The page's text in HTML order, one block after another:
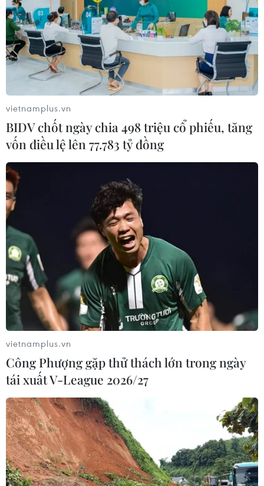
vietnamplus.vn
BIDV chốt ngày chia 498 triệu cổ phiếu, tăng
vốn điều lệ lên 77.783 tỷ đồng
vietnamplus.vn
Công Phượng gặp thử thách lớn trong ngày
tái xuất V-League 2026/27